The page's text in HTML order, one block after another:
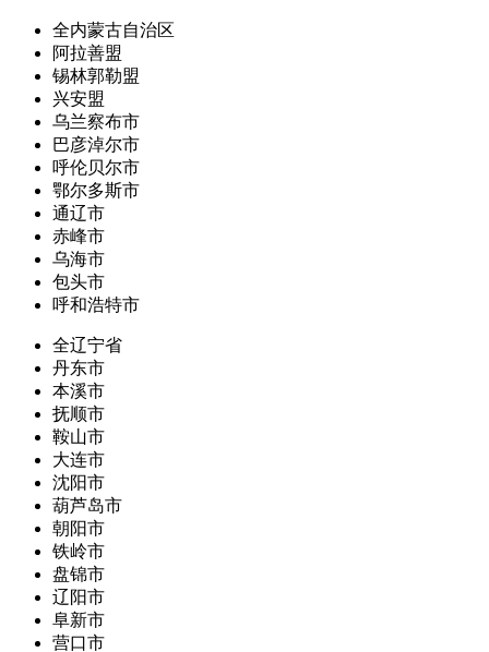
全内蒙古自治区
阿拉善盟
锡林郭勒盟
兴安盟
乌兰察布市
巴彦淖尔市
呼伦贝尔市
鄂尔多斯市
通辽市
赤峰市
乌海市
包头市
呼和浩特市
全辽宁省
丹东市
本溪市
抚顺市
鞍山市
大连市
沈阳市
葫芦岛市
朝阳市
铁岭市
盘锦市
辽阳市
阜新市
营口市